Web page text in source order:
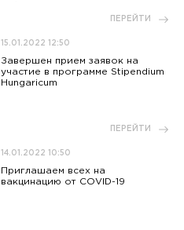
ПЕРЕЙТИ
15.01.2022 12:50
Завершен прием заявок на
участие в программе Stipendium
Hungaricum
ПЕРЕЙТИ
14.01.2022 10:50
Приглашаем всех на
вакцинацию от COVID-19